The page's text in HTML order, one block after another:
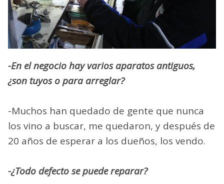
-En el negocio hay varios aparatos antiguos,
¿son tuyos o para arreglar?
-Muchos han quedado de gente que nunca
los vino a buscar, me quedaron, y después de
20 años de esperar a los dueños, los vendo.
-¿Todo defecto se puede reparar?